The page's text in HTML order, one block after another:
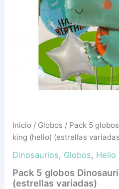
Inicio / Globos / Pack 5
king (helio) (estrellas
Dinosaurios, Globos, Helio
Pack 5 globos
(estrellas variadas)
(estrellas
variadas)